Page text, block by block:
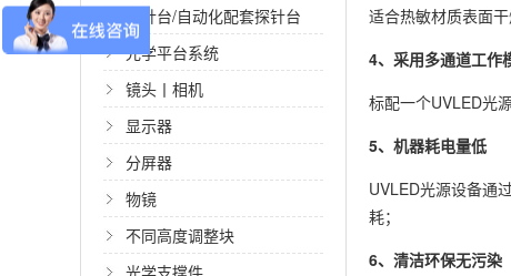
探针台/自动化配套探针台
光学平台系统
镜头丨相机
显示器
分屏器
物镜
不同高度调整块
光学支撑件
适合热敏材质表面干
4、采用多通道工作
标配一个UVLED光
5、机器耗电量低
UVLED光源设备通
耗；
6、清洁环保无污染